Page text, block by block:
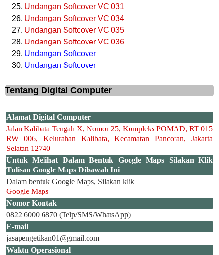
Undangan Softcover VC 031
Undangan Softcover VC 034
Undangan Softcover VC 035
Undangan Softcover VC 036
Undangan Softcover
Undangan Softcover
Tentang Digital Computer
Alamat Digital Computer
Jalan Kalibata Tengah X, Nomor 25, Kompleks POMAD, RT 015
RW 006, Kelurahan Kalibata, Kecamatan Pancoran, Jakarta
Selatan 12740
Untuk Melihat Dalam Bentuk Google Maps Silakan Klik
Tulisan Google Maps Dibawah Ini
Dalam bentuk Google Maps, Silakan klik
Google Maps
Nomor Kontak
0822 6000 6870 (Telp/SMS/WhatsApp)
E-mail
jasapengetikan01@gmail.com
Waktu Operasional